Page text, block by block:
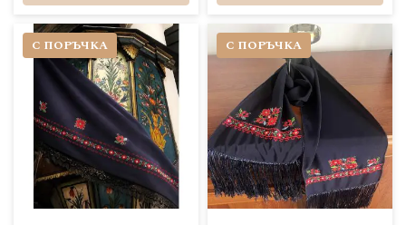
С ПОРЪЧКА С ПОРЪЧКА